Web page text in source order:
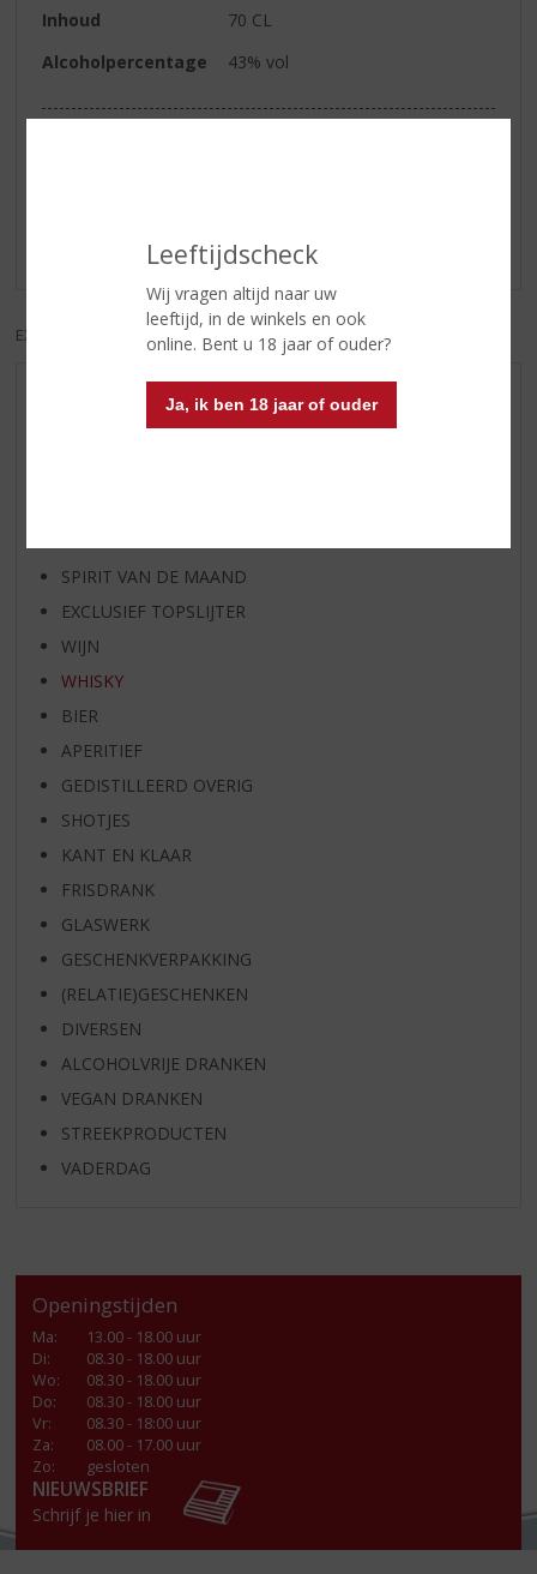
Leeftijdscheck
Wij vragen altijd naar uw
leeftijd, in de winkels en ook
online. Bent u 18 jaar of ouder?
Ja, ik ben 18 jaar of ouder
Inhoud
70 CL
Alcoholpercentage
43% vol
Er zijn nog geen reviews geplaatst voor dit product
EXCL. BTW INCL. BTW
AANBIEDINGEN
SPIRIT VAN DE MAAND
EXCLUSIEF TOPSLIJTER
WIJN
WHISKY
BIER
APERITIEF
GEDISTILLEERD OVERIG
SHOTJES
KANT EN KLAAR
FRISDRANK
GLASWERK
GESCHENKVERPAKKING
(RELATIE)GESCHENKEN
DIVERSEN
ALCOHOLVRIJE DRANKEN
VEGAN DRANKEN
STREEKPRODUCTEN
VADERDAG
Openingstijden
Ma:
13.00 - 18.00 uur
Di:
08.30 - 18.00 uur
Wo:
08.30 - 18.00 uur
Do:
08.30 - 18.00 uur
Vr:
08.30 - 18:00 uur
Za:
08.00 - 17.00 uur
Zo:
gesloten
NIEUWSBRIEF
Schrijf je hier in